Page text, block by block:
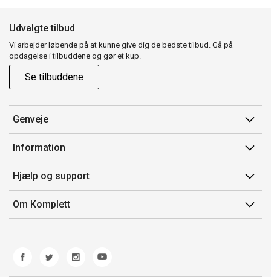
Udvalgte tilbud
Vi arbejder løbende på at kunne give dig de bedste tilbud. Gå på
opdagelse i tilbuddene og gør et kup.
Se tilbuddene
Genveje
Min side
Ordrehistorik
Gavekort
Information
Salgsbetingelser
Mærker/producent
Fortrydelsesret
Hjælp og support
Kontakt os
Kundeservice
Fejl/Mangler
Om Komplett